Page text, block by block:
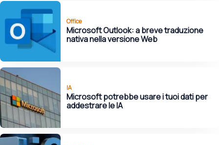
Office
Microsoft Outlook: a breve traduzione
nativa nella versione Web
IA
Microsoft potrebbe usare i tuoi dati per
addestrare le IA